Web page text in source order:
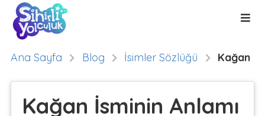
Ana Sayfa Blog İsimler Sözlüğü Kağan
Kağan İsminin Anlamı